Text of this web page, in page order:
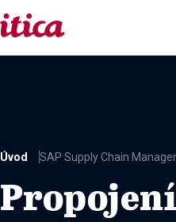
Úvod SAP Supply Chain